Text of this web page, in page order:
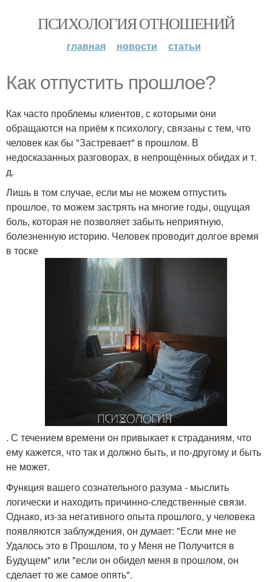
ПСИХОЛОГИЯ ОТНОШЕНИЙ
главная новости статьи
Как отпустить прошлое?
Как часто проблемы клиентов, с которыми они
обращаются на приём к психологу, связаны с тем, что
человек как бы "Застревает" в прошлом. В
недосказанных разговорах, в непрощённых обидах и т.
д.
Лишь в том случае, если мы не можем отпустить
прошлое, то можем застрять на многие годы, ощущая
боль, которая не позволяет забыть неприятную,
болезненную историю. Человек проводит долгое время
в тоске
. С течением времени он привыкает к страданиям, что
ему кажется, что так и должно быть, и по-другому и быть
не может.
Функция вашего сознательного разума - мыслить
логически и находить причинно-следственные связи.
Однако, из-за негативного опыта прошлого, у человека
появляются заблуждения, он думает: "Если мне не
Удалось это в Прошлом, то у Меня не Получится в
Будущем" или "если он обидел меня в прошлом, он
сделает то же самое опять".